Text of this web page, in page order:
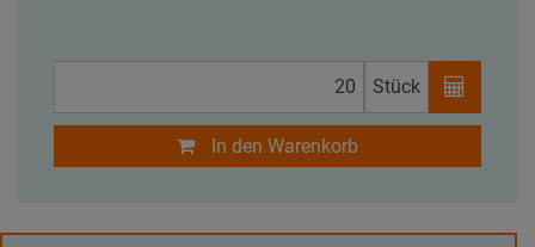
Stück
In den Warenkorb